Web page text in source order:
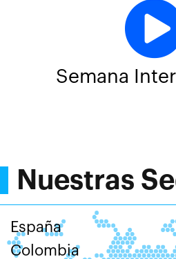
Semana
Nuestras
España
Colombia